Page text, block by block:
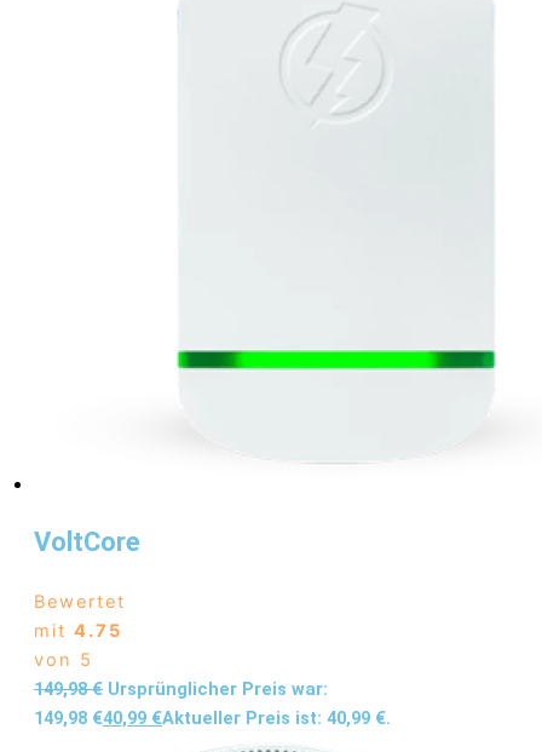
VoltCore
Bewertet
mit 4.75
von 5
149,98€ Ursprünglicher Preis war:
149,98 €40,99 €Aktueller Preis ist: 40,99 €.